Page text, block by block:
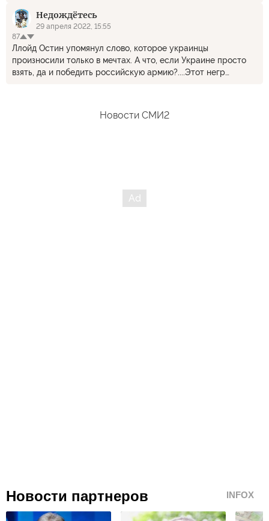
нет все отметились. Злобствуют, потому что чувствуют,
ПОБЕДА БУДЕТ ZА НАМИ! Они уже боятся.
Недождётесь
29 апреля 2022, 15:55
87
Ллойд Остин упомянул слово, которое украинцы
произносили только в мечтах. А что, если Украине просто
взять, да и победить российскую армию?....Этот негр
Новости СМИ2
Новости партнеров INFOX